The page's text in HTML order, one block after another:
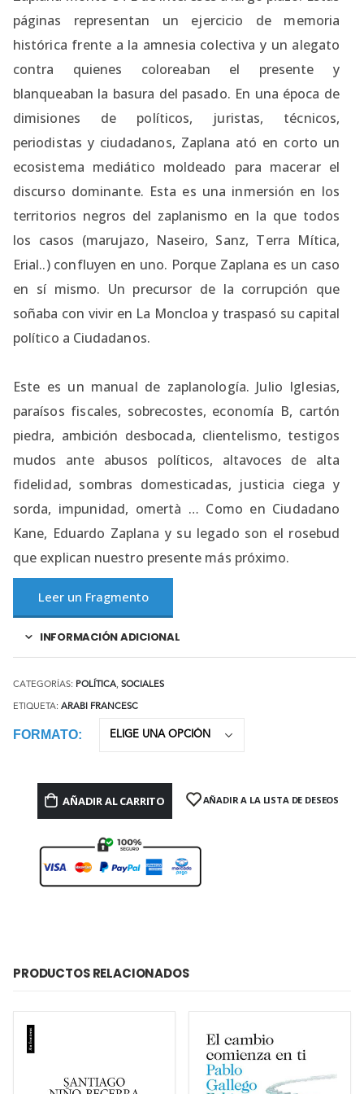
páginas representan un ejercicio de memoria
histórica frente a la amnesia colectiva y un alegato
contra quienes coloreaban el presente y
blanqueaban la basura del pasado. En una época de
dimisiones de políticos, juristas, técnicos,
periodistas y ciudadanos, Zaplana ató en corto un
ecosistema mediático moldeado para macerar el
discurso dominante. Esta es una inmersión en los
territorios negros del zaplanismo en la que todos
los casos (marujazo, Naseiro, Sanz, Terra Mítica,
Erial..) confluyen en uno. Porque Zaplana es un caso
en sí mismo. Un precursor de la corrupción que
soñaba con vivir en La Moncloa y traspasó su capital
político a Ciudadanos.
Este es un manual de zaplanología. Julio Iglesias,
paraísos fiscales, sobrecostes, economía B, cartón
piedra, ambición desbocada, clientelismo, testigos
mudos ante abusos políticos, altavoces de alta
fidelidad, sombras domesticadas, justicia ciega y
sorda, impunidad, omertà … Como en Ciudadano
Kane, Eduardo Zaplana y su legado son el rosebud
que explican nuestro presente más próximo.
Leer un Fragmento
INFORMACIÓN ADICIONAL
CATEGORÍAS: POLÍTICA, SOCIALES
ETIQUETA: ARABI FRANCESC
FORMATO
AÑADIR AL CARRITO AÑADIR A LA LISTA DE DESEOS
PRODUCTOS RELACIONADOS